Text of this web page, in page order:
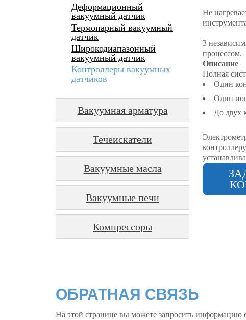
Деформационный
вакуумный датчик
Термопарный вакуумный
датчик
Широкодиапазонный
вакуумный датчик
Контроллеры вакуумных
датчиков
Вакуумная арматура
Течеискатели
Вакуумные масла
Вакуумные печи
Компрессоры
Не
3
процессом.
Описание
Полная
Один
Один
До двух
ОБРАТНАЯ СВЯЗЬ
На этой странице вы можете запросить информацию